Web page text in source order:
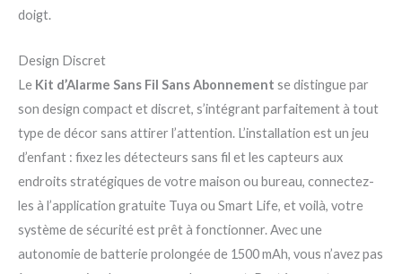
doigt.
Design Discret
Le Kit d’Alarme Sans Fil Sans Abonnement se distingue par
son design compact et discret, s’intégrant parfaitement à tout
type de décor sans attirer l’attention. L’installation est un jeu
d’enfant : fixez les détecteurs sans fil et les capteurs aux
endroits stratégiques de votre maison ou bureau, connectez-
les à l’application gratuite Tuya ou Smart Life, et voilà, votre
système de sécurité est prêt à fonctionner. Avec une
autonomie de batterie prolongée de 1500 mAh, vous n’avez pas